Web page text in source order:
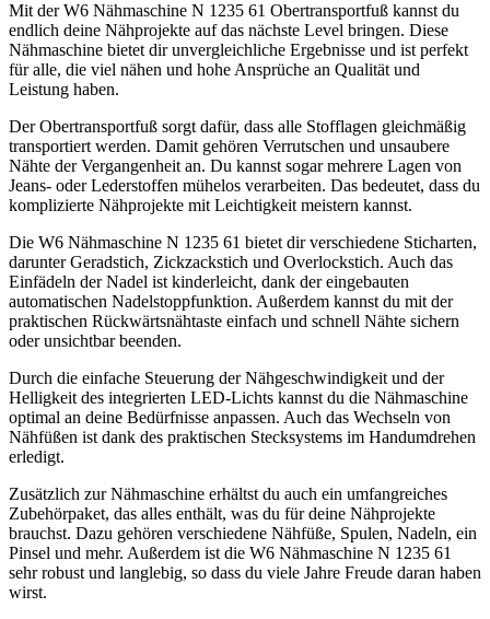
Mit der W6 Nähmaschine N 1235 61 Obertransportfuß kannst du
endlich deine Nähprojekte auf das nächste Level bringen. Diese
Nähmaschine bietet dir unvergleichliche Ergebnisse und ist perfekt
für alle, die viel nähen und hohe Ansprüche an Qualität und
Leistung haben.
Der Obertransportfuß sorgt dafür, dass alle Stofflagen gleichmäßig
transportiert werden. Damit gehören Verrutschen und unsaubere
Nähte der Vergangenheit an. Du kannst sogar mehrere Lagen von
Jeans- oder Lederstoffen mühelos verarbeiten. Das bedeutet, dass du
komplizierte Nähprojekte mit Leichtigkeit meistern kannst.
Die W6 Nähmaschine N 1235 61 bietet dir verschiedene Sticharten,
darunter Geradstich, Zickzackstich und Overlockstich. Auch das
Einfädeln der Nadel ist kinderleicht, dank der eingebauten
automatischen Nadelstoppfunktion. Außerdem kannst du mit der
praktischen Rückwärtsnähtaste einfach und schnell Nähte sichern
oder unsichtbar beenden.
Durch die einfache Steuerung der Nähgeschwindigkeit und der
Helligkeit des integrierten LED-Lichts kannst du die Nähmaschine
optimal an deine Bedürfnisse anpassen. Auch das Wechseln von
Nähfüßen ist dank des praktischen Stecksystems im Handumdrehen
erledigt.
Zusätzlich zur Nähmaschine erhältst du auch ein umfangreiches
Zubehörpaket, das alles enthält, was du für deine Nähprojekte
brauchst. Dazu gehören verschiedene Nähfüße, Spulen, Nadeln, ein
Pinsel und mehr. Außerdem ist die W6 Nähmaschine N 1235 61
sehr robust und langlebig, so dass du viele Jahre Freude daran haben
wirst.